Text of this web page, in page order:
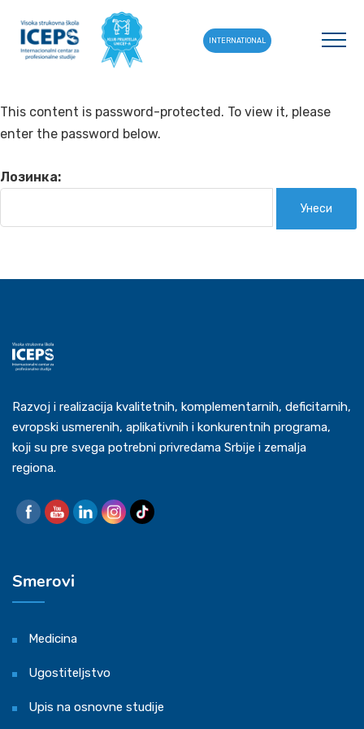
INTERNATIONAL
This content is password-protected. To view it, please
enter the password below.
Лозинка:
Razvoj i realizacija kvalitetnih, komplementarnih, deficitarnih,
evropski usmerenih, aplikativnih i konkurentnih programa,
koji su pre svega potrebni privredama Srbije i zemalja
regiona.
Smerovi
Medicina
Ugostiteljstvo
Upis na osnovne studije